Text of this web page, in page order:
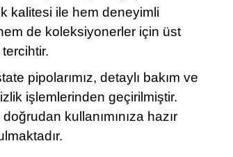
kalitesi ile hem deneyimli
de koleksiyonerler için üst
pipolarımız, detaylı bakım ve
işlemlerinden geçirilmiştir.
kullanımınıza hazır